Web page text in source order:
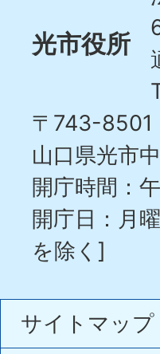
光市役所
〒743-8501
山口県光市
開庁時間：
開庁日：月
を除く]
サイトマップ